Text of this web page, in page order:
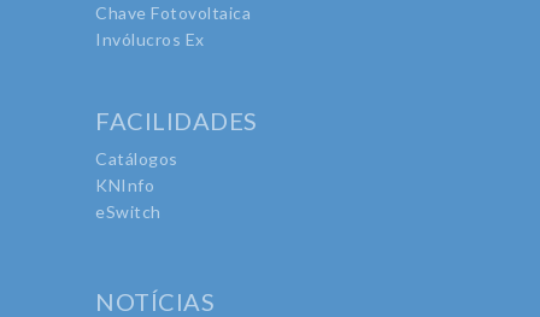
Chave Fotovoltaica
Invólucros Ex
FACILIDADES
Catálogos
KNInfo
eSwitch
NOTÍCIAS